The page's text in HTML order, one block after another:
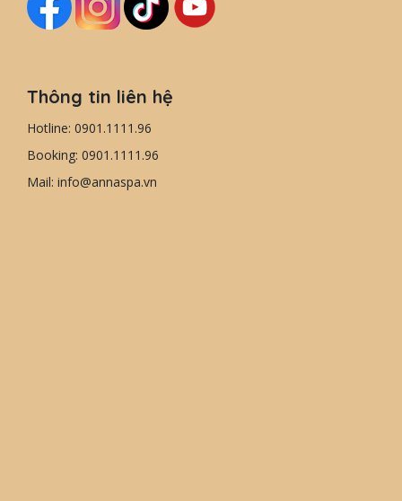
Thông tin liên hệ
Hotline: 0901.1111.96
Booking: 0901.1111.96
Mail: info@annaspa.vn